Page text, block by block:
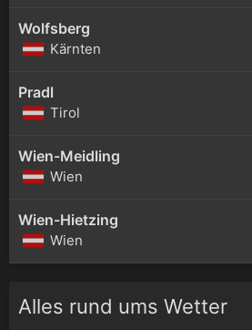
Wolfsberg
Kärnten
Pradl
Tirol
Wien-Meidling
Wien
Wien-Hietzing
Wien
Alles rund ums Wetter